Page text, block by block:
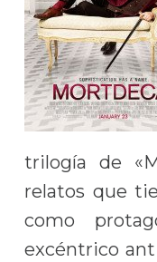
trilogía de
relatos que
como
excéntrico